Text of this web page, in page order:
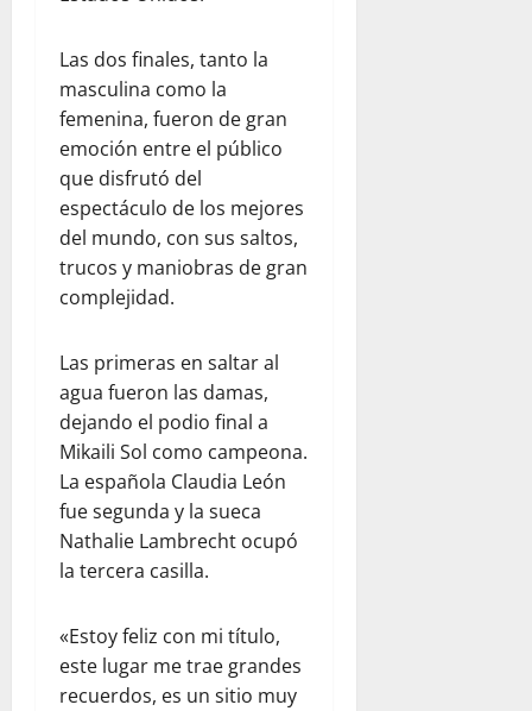
Las dos finales, tanto la
masculina como la
femenina, fueron de gran
emoción entre el público
que disfrutó del
espectáculo de los mejores
del mundo, con sus saltos,
trucos y maniobras de gran
complejidad.
Las primeras en saltar al
agua fueron las damas,
dejando el podio final a
Mikaili Sol como campeona.
La española Claudia León
fue segunda y la sueca
Nathalie Lambrecht ocupó
la tercera casilla.
«Estoy feliz con mi título,
este lugar me trae grandes
recuerdos, es un sitio muy